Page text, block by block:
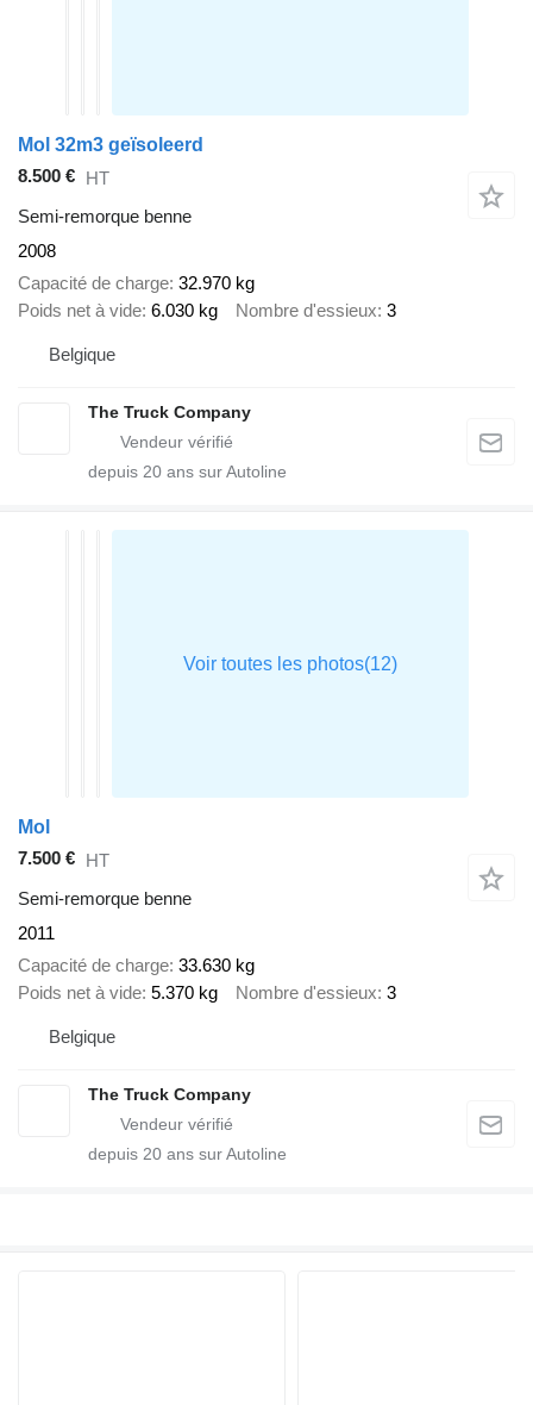
Mol 32m3 geïsoleerd
8.500 € HT
Semi-remorque benne
2008
Capacité de charge 32.970 kg
Poids net à vide 6.030 kg Nombre d'essieux 3
Belgique
The Truck Company
depuis 20 ans sur Autoline
Mol
7.500 € HT
Semi-remorque benne
2011
Capacité de charge 33.630 kg
Poids net à vide 5.370 kg Nombre d'essieux 3
Belgique
The Truck Company
depuis 20 ans sur Autoline